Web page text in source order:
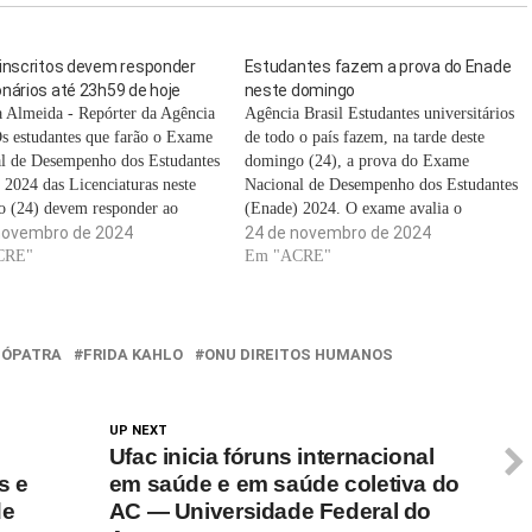
devem responder
até 23h59 de hoje
Almeida - Repórter da Agência
estudantes que farão o Exame
de Desempenho dos Estudantes
das Licenciaturas neste
(24) devem responder ao
do Estudante até as 23h59
Brasília) deste sábado (23).
de 2024
Estudantes fazem a prova do Enade
neste domingo
Agência Brasil Estudantes universitários
de todo o país fazem, na tarde deste
domingo (24), a prova do Exame
Nacional de Desempenho dos Estudantes
(Enade) 2024. O exame avalia o
rendimento dos concluintes dos cursos
de graduação. As provas tiveram início
24 de novembro de 2024
Em "ACRE"
FRIDA KAHLO ONU DIREITOS HUMANOS
UP NEXT
Ufac inicia fóruns internacional
em saúde e em saúde coletiva do
AC — Universidade Federal do
e